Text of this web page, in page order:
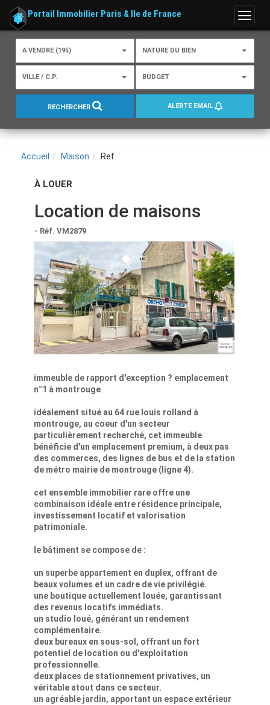
Menu
Portail Immobilier Paris & Ile de France
A VENDRE (195) NATURE DU BIEN
VILLE / C.P. BUDGET
RECHERCHER ALERTE EMAIL
Accueil Maison Ref. :
À LOUER
Location de maisons
- Réf. VM2879
immeuble de rapport d'exception ? emplacement
n°1 à montrouge
idéalement situé au 64 rue louis rolland à
montrouge, au coeur d'un secteur
particulièrement recherché, cet immeuble
bénéficie d'un emplacement premium, à deux pas
des commerces, des lignes de bus et de la station
de métro mairie de montrouge (ligne 4).
cet ensemble immobilier rare offre une
combinaison idéale entre résidence principale,
investissement locatif et valorisation
patrimoniale.
le bâtiment se compose de :
un superbe appartement en duplex, offrant de
beaux volumes et un cadre de vie privilégié.
une boutique actuellement louée, garantissant
des revenus locatifs immédiats.
un studio loué, générant un rendement
complémentaire.
deux bureaux en sous-sol, offrant un fort
potentiel de location ou d'exploitation
professionnelle.
deux places de stationnement privatives, un
véritable atout dans ce secteur.
un agréable jardin, apportant un espace extérieur